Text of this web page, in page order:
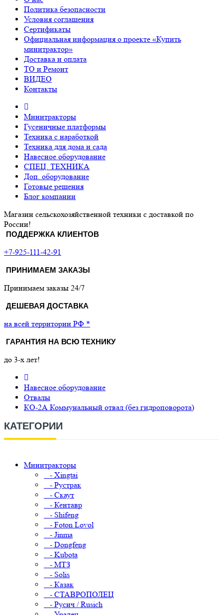
Политика безопасности
Условия соглашения
Сертификаты
Официальная информация о проекте «Купить
минитрактор»
Доставка и оплата
ТО и Ремонт
ВИДЕО
Контакты
Минитракторы
Гусеничные платформы
Техника с наработкой
Техника для дома и сада
Навесное оборудование
СПЕЦ. ТЕХНИКА
Доп. оборудование
Готовые решения
Блог компании
Магазин сельскохозяйственной техники с доставкой по
России!
ПОДДЕРЖКА КЛИЕНТОВ
+7-925-111-42-91
ПРИНИМАЕМ ЗАКАЗЫ
Принимаем заказы 24/7
ДЕШЕВАЯ ДОСТАВКА
на всей территории РФ *
ГАРАНТИЯ НА ВСЮ ТЕХНИКУ
до 3-х лет!
Навесное оборудование
Отвалы
КО-2А Коммунальный отвал (без гидроповорота)
КАТЕГОРИИ
Минитракторы
- Xingtai
- Рустрак
- Скаут
- Кентавр
- Shifeng
- Foton Lovol
- Jinma
- Dongfeng
- Kubota
- МТЗ
- Solis
- Казак
- СТАВРОПОЛЕЦ
- Русич / Rusich